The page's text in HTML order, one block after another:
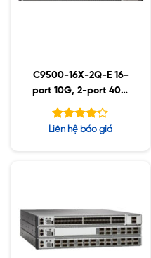
C9500-16X-2Q-E 16-
port 10G, 2-port 40G
switch
Được xếp
Liên hệ báo giá